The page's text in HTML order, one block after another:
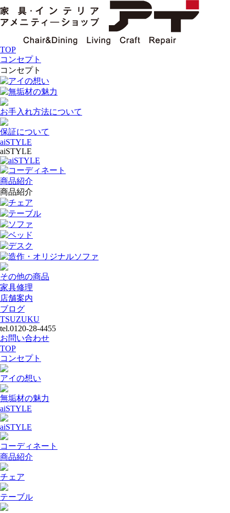
TOP
コンセプト
コンセプト
アイの想い
無垢材の魅力
お手入れ方法について
保証について
aiSTYLE
aiSTYLE
aiSTYLE
コーディネート
商品紹介
商品紹介
チェア
テーブル
ソファ
ベッド
デスク
造作・オリジナルソファ
その他の商品
家具修理
店舗案内
ブログ
TSUZUKU
tel.0120-28-4455
お問い合わせ
TOP
コンセプト
アイの想い
無垢材の魅力
aiSTYLE
aiSTYLE
コーディネート
商品紹介
チェア
テーブル